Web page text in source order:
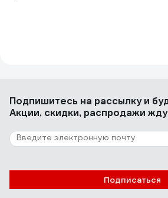
Подпишитесь на рассылкуи
Акции, скидки, распродажи
Подписаться